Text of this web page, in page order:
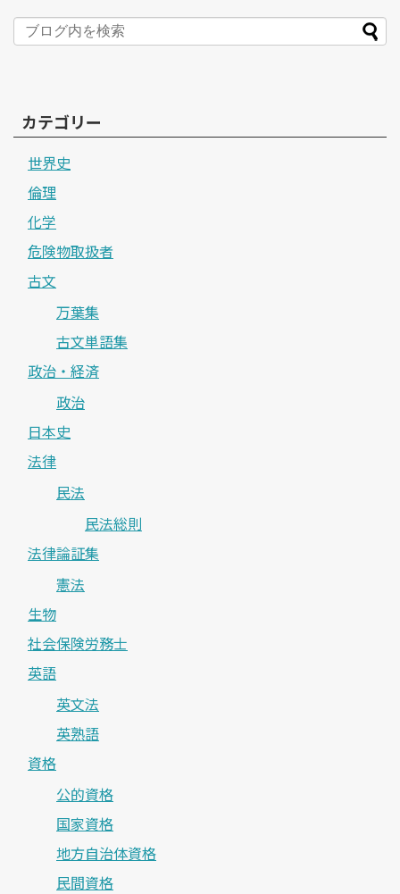
カテゴリー
世界史
倫理
化学
危険物取扱者
古文
万葉集
古文単語集
政治・経済
政治
日本史
法律
民法
民法総則
法律論証集
憲法
生物
社会保険労務士
英語
英文法
英熟語
資格
公的資格
国家資格
地方自治体資格
民間資格